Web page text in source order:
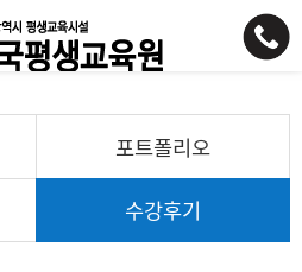
포트폴리오
수강후기